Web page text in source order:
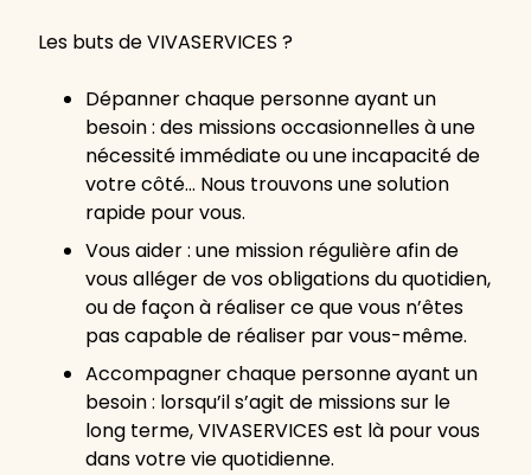
Les buts de VIVASERVICES ?
Dépanner chaque personne ayant un
besoin : des missions occasionnelles à une
nécessité immédiate ou une incapacité de
votre côté… Nous trouvons une solution
rapide pour vous.
Vous aider : une mission régulière afin de
vous alléger de vos obligations du quotidien,
ou de façon à réaliser ce que vous n’êtes
pas capable de réaliser par vous-même.
Accompagner chaque personne ayant un
besoin : lorsqu’il s’agit de missions sur le
long terme, VIVASERVICES est là pour vous
dans votre vie quotidienne.